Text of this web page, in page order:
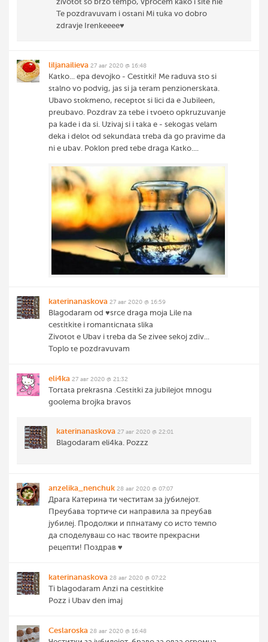
Te pozdravuvam i ostani Mi tuka vo dobro
zdravje Irenkeeee♥️
liljanailieva 27 авг 2020 @ 16:48
Katko... epa devojko - Cestitki! Me raduva sto si
stalno vo podvig, jas si ja teram penzionerskata.
Ubavo stokmeno, receptot si lici da e Jubileen,
preubavo. Pozdrav za tebe i tvoeto opkruzuvanje
pa kade i da si. Uzivaj si i taka e - sekogas velam
deka i delot od sekundata treba da go pravime da
ni e ubav. Poklon pred tebe draga Katko....
katerinanaskova 27 авг 2020 @ 16:59
Blagodaram od ♥️srce draga moja Lile na
cestitkite i romanticnata slika
Zivotot e Ubav i treba da Se zivee sekoj zdiv...
Toplo te pozdravuvam
eli4ka 27 авг 2020 @ 21:32
Tortata prekrasna .Cestitki za jubilejot mnogu
goolema brojka bravos
katerinanaskova 27 авг 2020 @ 22:01
Blagodaram eli4ka. Pozzz
anzelika_nenchuk 28 авг 2020 @ 07:07
Драга Катерина ти честитам за јубилејот.
Преубава тортиче си направила за преубав
јубилеј. Продолжи и ппнатаму со исто темпо
да споделуваш со нас твоите прекрасни
рецепти! Поздрав ♥️
katerinanaskova 28 авг 2020 @ 07:22
Ti blagodaram Anzi na cestitkite
Pozz i Ubav den imaj
Ceslaroska 28 авг 2020 @ 16:48